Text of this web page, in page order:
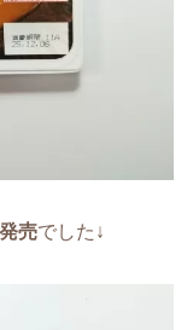
売でした↓